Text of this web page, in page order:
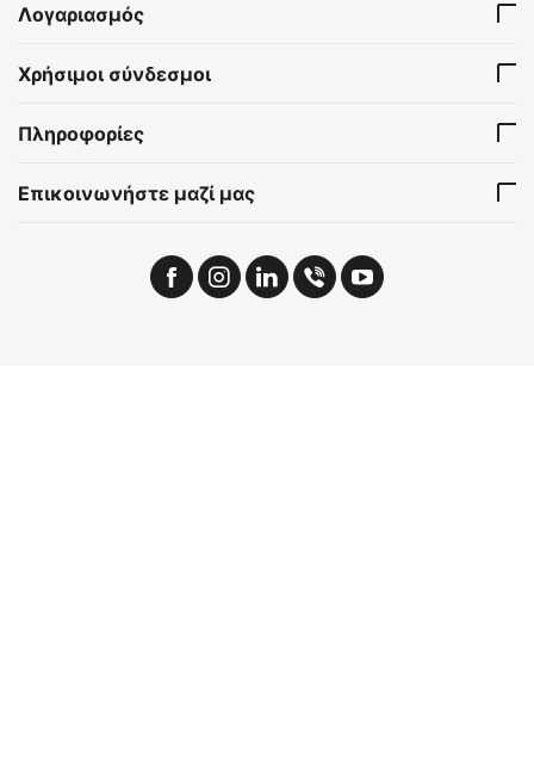
Λογαριασμός
Χρήσιμοι σύνδεσμοι
Πληροφορίες
Επικοινωνήστε μαζί μας